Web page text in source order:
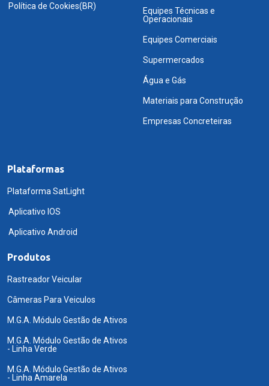
Política de Cookies(BR)
Equipes Técnicas e
Operacionais
Equipes Comerciais
Supermercados
Água e Gás
Materiais para Construção
Empresas Concreteiras
Plataformas
Plataforma SatLight
Aplicativo IOS
Aplicativo Android
Produtos
Rastreador Veicular
Câmeras Para Veiculos
M.G.A. Módulo Gestão de Ativos
M.G.A. Módulo Gestão de Ativos
- Linha Verde
M.G.A. Módulo Gestão de Ativos
- Linha Amarela